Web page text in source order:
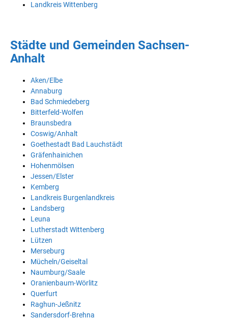
Landkreis Wittenberg
Städte und Gemeinden Sachsen-
Anhalt
Aken/Elbe
Annaburg
Bad Schmiedeberg
Bitterfeld-Wolfen
Braunsbedra
Coswig/Anhalt
Goethestadt Bad Lauchstädt
Gräfenhainichen
Hohenmölsen
Jessen/Elster
Kemberg
Landkreis Burgenlandkreis
Landsberg
Leuna
Lutherstadt Wittenberg
Lützen
Merseburg
Mücheln/Geiseltal
Naumburg/Saale
Oranienbaum-Wörlitz
Querfurt
Raghun-Jeßnitz
Sandersdorf-Brehna